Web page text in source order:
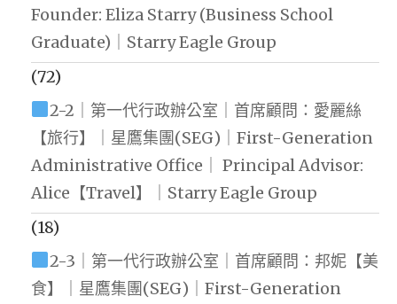
Founder: Eliza Starry (Business School
Graduate)｜Starry Eagle Group
(72)
2-2｜第一代行政辦公室｜首席顧問：愛麗絲
【旅行】｜星鷹集團(SEG)｜First-Generation
Administrative Office｜ Principal Advisor:
Alice【Travel】｜Starry Eagle Group
(18)
2-3｜第一代行政辦公室｜首席顧問：邦妮【美
食】｜星鷹集團(SEG)｜First-Generation